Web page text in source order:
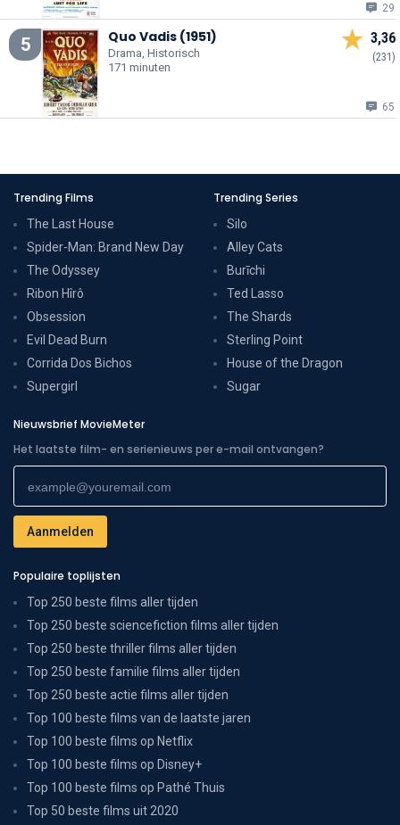
29
5 Quo Vadis (1951)
Drama, Historisch
171 minuten
3,36
(231)
65
Trending Films
The Last House
Spider-Man: Brand New Day
The Odyssey
Ribon Hîrô
Obsession
Evil Dead Burn
Corrida Dos Bichos
Supergirl
Trending Series
Silo
Alley Cats
Burīchi
Ted Lasso
The Shards
Sterling Point
House of the Dragon
Sugar
Nieuwsbrief MovieMeter
Het laatste film- en serienieuws per e-mail ontvangen?
Populaire toplijsten
Top 250 beste films aller tijden
Top 250 beste sciencefiction films aller tijden
Top 250 beste thriller films aller tijden
Top 250 beste familie films aller tijden
Top 250 beste actie films aller tijden
Top 100 beste films van de laatste jaren
Top 100 beste films op Netflix
Top 100 beste films op Disney+
Top 100 beste films op Pathé Thuis
Top 50 beste films uit 2020